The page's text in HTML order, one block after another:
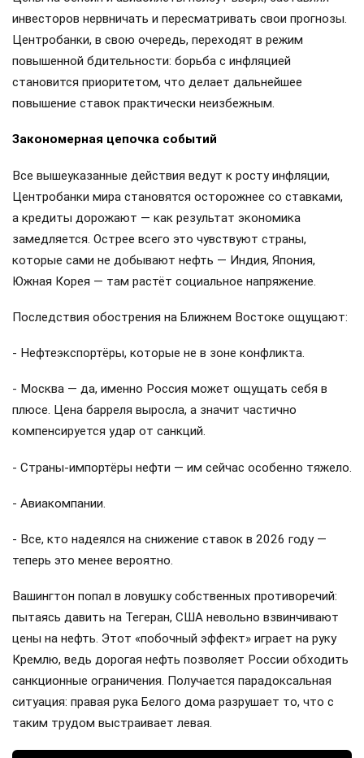
инвесторов нервничать и пересматривать свои прогнозы.
Центробанки, в свою очередь, переходят в режим
повышенной бдительности: борьба с инфляцией
становится приоритетом, что делает дальнейшее
повышение ставок практически неизбежным.
Закономерная цепочка событий
Все вышеуказанные действия ведут к росту инфляции,
Центробанки мира становятся осторожнее со ставками,
а кредиты дорожают — как результат экономика
замедляется. Острее всего это чувствуют страны,
которые сами не добывают нефть — Индия, Япония,
Южная Корея — там растёт социальное напряжение.
Последствия обострения на Ближнем Востоке ощущают:
- Нефтеэкспортёры, которые не в зоне конфликта.
- Москва — да, именно Россия может ощущать себя в
плюсе. Цена барреля выросла, а значит частично
компенсируется удар от санкций.
- Страны-импортёры нефти — им сейчас особенно тяжело.
- Авиакомпании.
- Все, кто надеялся на снижение ставок в 2026 году —
теперь это менее вероятно.
Вашингтон попал в ловушку собственных противоречий:
пытаясь давить на Тегеран, США невольно взвинчивают
цены на нефть. Этот «побочный эффект» играет на руку
Кремлю, ведь дорогая нефть позволяет России обходить
санкционные ограничения. Получается парадоксальная
ситуация: правая рука Белого дома разрушает то, что с
таким трудом выстраивает левая.